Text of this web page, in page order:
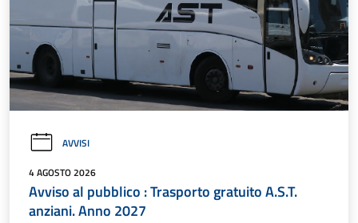
AVVISI
4 AGOSTO 2026
Avviso al pubblico : Trasporto gratuito A.S.T.
anziani. Anno 2027